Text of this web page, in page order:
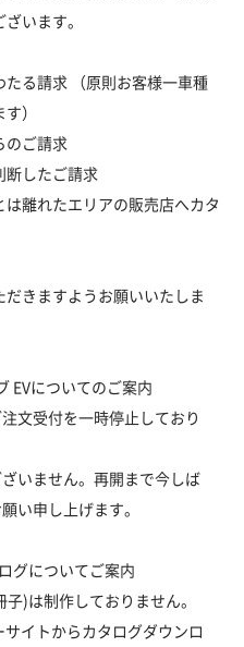
います。
る請求 （原則お客様一車種
）
のご請求
断したご請求
は離れたエリアの販売店へカタ
だきますようお願いいたしま
EVについてのご案内
文受付を一時停止しており
いません。再開まで今しば
い申し上げます。
グについてご案内
)は制作しておりません。
イトからカタログダウンロ